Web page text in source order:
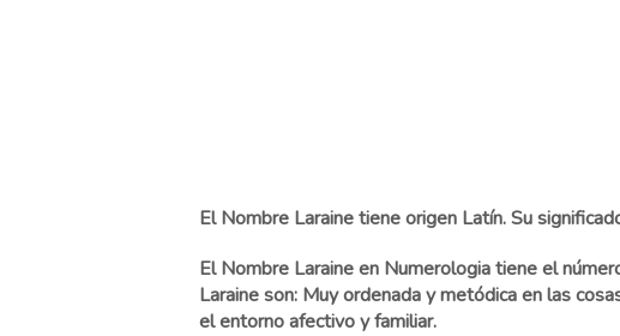
El Nombre Laraine tiene origen Latín. Su
El Nombre Laraine en Numerologia tiene el
Laraine son: Muy ordenada y metódica en las
el entorno afectivo y familiar.